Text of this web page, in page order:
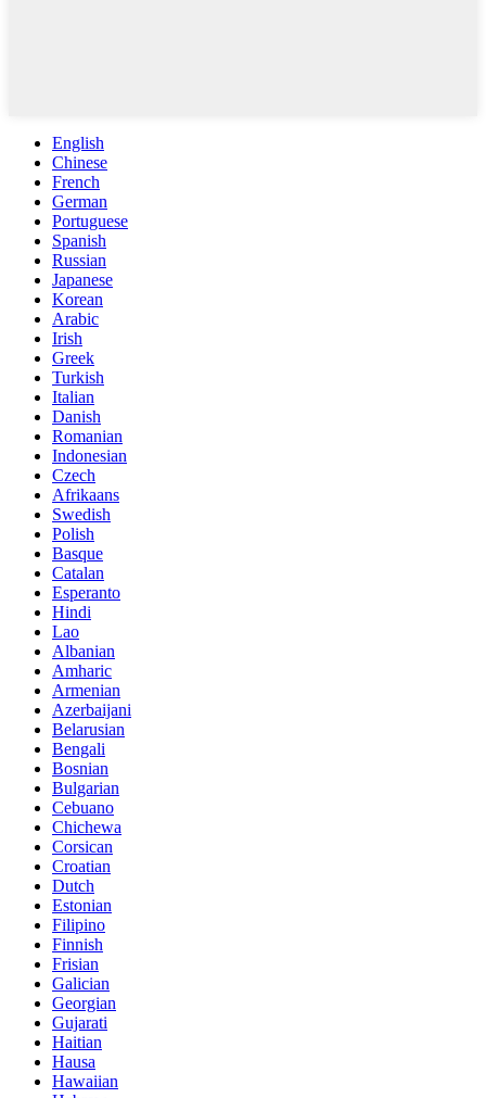
English
Chinese
French
German
Portuguese
Spanish
Russian
Japanese
Korean
Arabic
Irish
Greek
Turkish
Italian
Danish
Romanian
Indonesian
Czech
Afrikaans
Swedish
Polish
Basque
Catalan
Esperanto
Hindi
Lao
Albanian
Amharic
Armenian
Azerbaijani
Belarusian
Bengali
Bosnian
Bulgarian
Cebuano
Chichewa
Corsican
Croatian
Dutch
Estonian
Filipino
Finnish
Frisian
Galician
Georgian
Gujarati
Haitian
Hausa
Hawaiian